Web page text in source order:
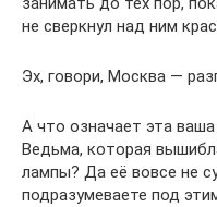
не сверкнул над ним
Эх, говори, Москва —
А что означает эта
Ведьма, которая
лампы? Да её вовсе не
подразумеваете под